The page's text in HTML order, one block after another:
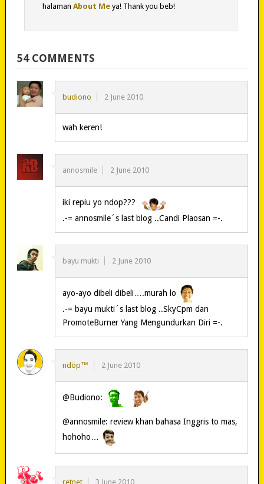
halaman About Meya! Thank you beb!
54 COMMENTS
budiono 2 June 2010
wah keren!
annosmile 2 June 2010
iki repiu yo ndop???
.-= annosmile´s last blog ..Candi Plaosan =-.
bayu mukti 2 June 2010
ayo-ayo dibeli dibeli….murah lo
.-= bayu mukti´s last blog ..SkyCpm dan
PromoteBurner Yang Mengundurkan Diri =-.
ndöp™ 2 June 2010
@Budiono:
@annosmile: review khan bahasa Inggris to mas,
hohoho…
retnet 3 June 2010